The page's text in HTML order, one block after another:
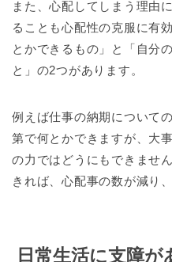
また、心配してしまう理由
ることも心配性の克服に有
とかできるもの」と「自分
と」の2つがあります。
例えば仕事の納期について
第で何とかできますが、大
の力ではどうにもできませ
きれば、心配事の数が減り
日常生活に支障